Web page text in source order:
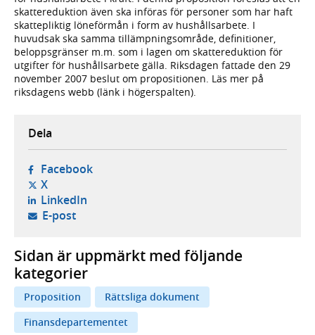
skattereduktion även ska införas för personer som har haft
skattepliktig löneförmån i form av hushållsarbete. I
huvudsak ska samma tillämpningsområde, definitioner,
beloppsgränser m.m. som i lagen om skattereduktion för
utgifter för hushållsarbete gälla. Riksdagen fattade den 29
november 2007 beslut om propositionen. Läs mer på
riksdagens webb (länk i högerspalten).
Dela
Facebook- öppnas i ny flik, extern webbplats,
X- öppnas i ny flik, extern webbplats,
LinkedIn- öppnas i ny flik, extern webbplats,
E-post- öppnar din e-postklient,
Sidan är uppmärkt med följande
kategorier
Proposition
Rättsliga dokument
Finansdepartementet